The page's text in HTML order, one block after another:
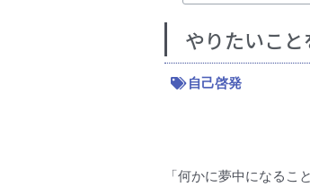
やりたいこと
自己啓発
「何かに夢中になるこ